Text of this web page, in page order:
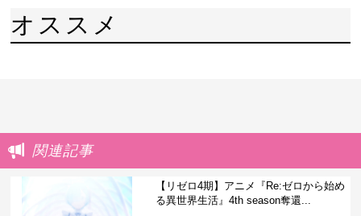
オススメ
関連記事
【リゼロ4期】アニメ『Re:ゼロから始め
る異世界生活』4th season奪還...